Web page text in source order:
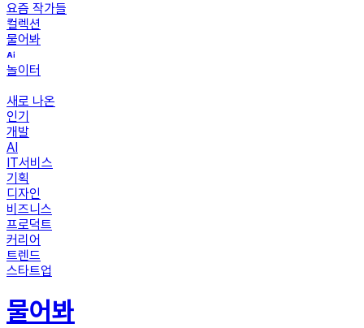
요즘 작가들
컬렉션
물어봐
놀이터
새로 나온
인기
개발
AI
IT서비스
기획
디자인
비즈니스
프로덕트
커리어
트렌드
스타트업
물어봐